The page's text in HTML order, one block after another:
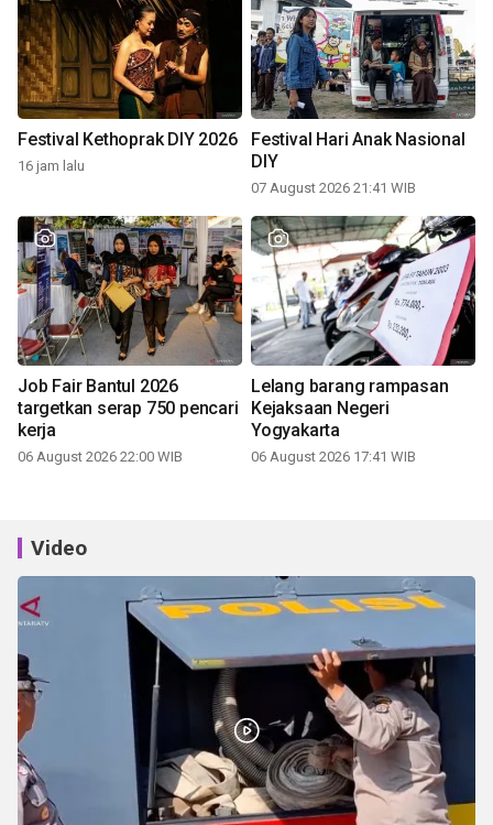
Festival Kethoprak DIY 2026
16 jam lalu
Festival Hari Anak Nasional
DIY
07 August 2026 21:41 WIB
Job Fair Bantul 2026
targetkan serap 750 pencari
kerja
06 August 2026 22:00 WIB
Lelang barang rampasan
Kejaksaan Negeri
Yogyakarta
06 August 2026 17:41 WIB
Video